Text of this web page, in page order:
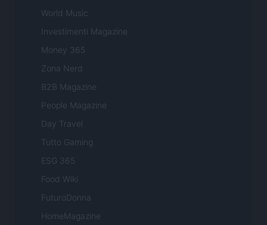
World Music
Investimenti Magazine
Money 365
Zona Nerd
B2B Magazine
People Magazine
Day Travel
Tutto Gaming
ESG 365
Food Wiki
FuturoDonna
HomeMagazine